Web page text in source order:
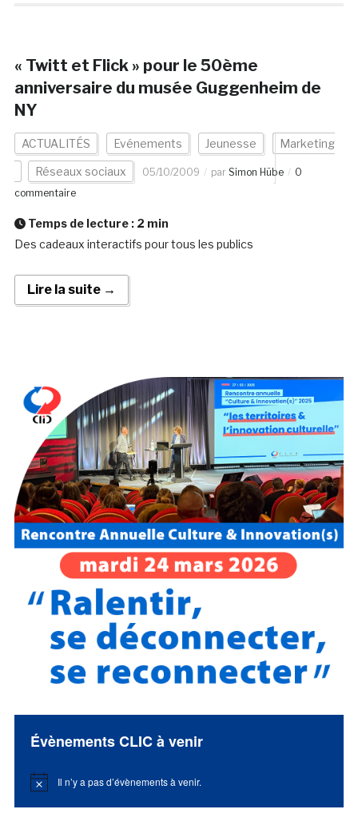
« Twitt et Flick » pour le 50ème
anniversaire du musée Guggenheim de
NY
ACTUALITÉS Evénements Jeunesse Marketing
Réseaux sociaux 05/10/2009 par Simon Hübe
0
commentaire
Temps de lecture : 2 min
Des cadeaux interactifs pour tous les publics
Lire la suite →
Évènements CLIC à venir
Notice Il n’y a pas d’évènements à venir.